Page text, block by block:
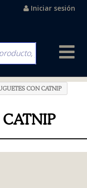
Iniciar sesión
CON CATNIP